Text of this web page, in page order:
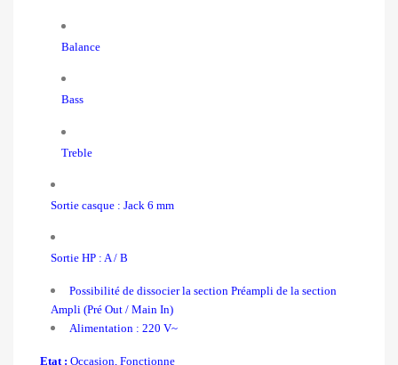
Balance
Bass
Treble
Sortie casque : Jack 6 mm
Sortie HP : A / B
Possibilité de dissocier la section Préampli de la section
Ampli (Pré Out / Main In)
Alimentation : 220 V~
Etat : Occasion, Fonctionne